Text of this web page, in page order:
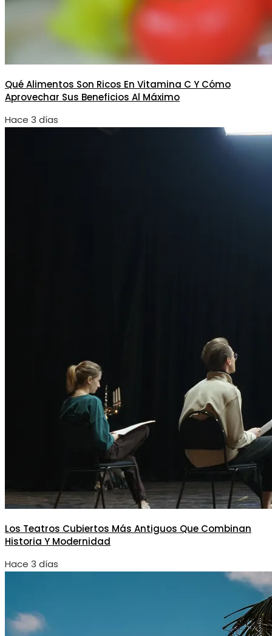
Qué Alimentos Son Ricos En Vitamina C Y Cómo
Aprovechar Sus Beneficios Al Máximo
Hace 3 días
Los Teatros Cubiertos Más Antiguos Que Combinan
Historia Y Modernidad
Hace 3 días